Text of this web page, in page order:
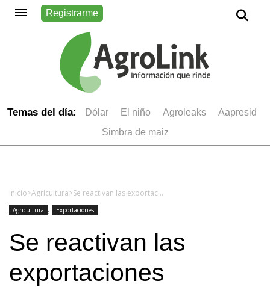
Registrarme
Temas del día: dólar el niño Agroleaks
aapresid
simbra de maiz
Inicio>Agricultura> Se reactivan las exportaciones avícolas a México
Agricultura , Exportaciones
Se reactivan las
exportaciones